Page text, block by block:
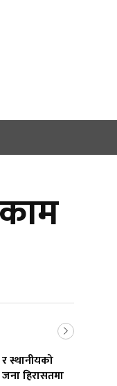
र स्थानीयको
हिरासतमा